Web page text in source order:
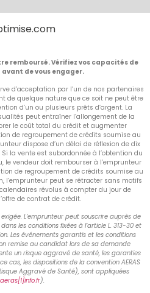
remboursé. Vérifiez vos capacités de
de vous engager.
d’acceptation par l’un de nos partenaires
de quelque nature que ce soit ne peut être
d’un ou plusieurs prêts d’argent. La
peut entraîner l’allongement de la
le coût total du crédit et augmenter
de regroupement de crédits soumise au
dispose d’un délai de réflexion de dix
la vente est subordonnée à l’obtention du
le vendeur doit rembourser à l’emprunteur
de regroupement de crédits soumise au
l’emprunteur peut se rétracter sans motifs
révolus à compter du jour de
de contrat de crédit.
L’emprunteur peut souscrire auprès de
les conditions fixées à l’article L. 313-30 et
Les événements garantis et les conditions
remise au candidat lors de sa demande
un risque aggravé de santé, les garanties
cas, les dispositions de la convention AERAS
Aggravé de Santé), sont appliquées
).